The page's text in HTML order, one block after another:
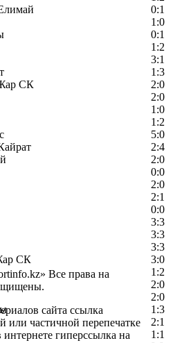
0:1
1:0
0:1
1:2
3:1
1:3
СК
2:0
2:0
1:0
1:2
5:0
2:4
2:0
0:0
2:0
2:1
0:0
3:3
3:3
3:3
СК
3:0
1:2
2:0
2:0
1:3
2:1
1:1
сайт
Все права на
сайта ссылка
или частичной перепечатке
гиперссылка на